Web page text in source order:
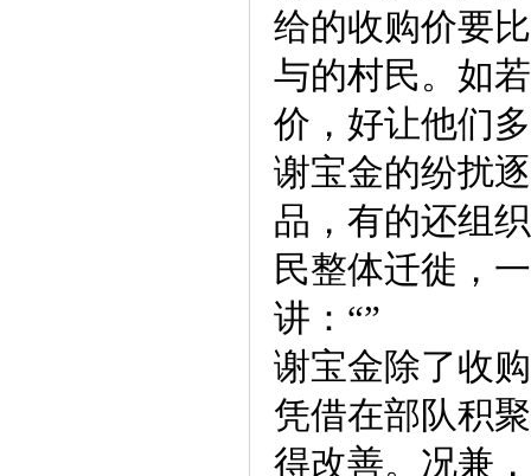
给的收购价要
与的村民。如
价，好让他们
谢宝金的纷扰
品，有的还组
民整体迁徙，
讲：“”
谢宝金除了收
凭借在部队积
得改善。况兼